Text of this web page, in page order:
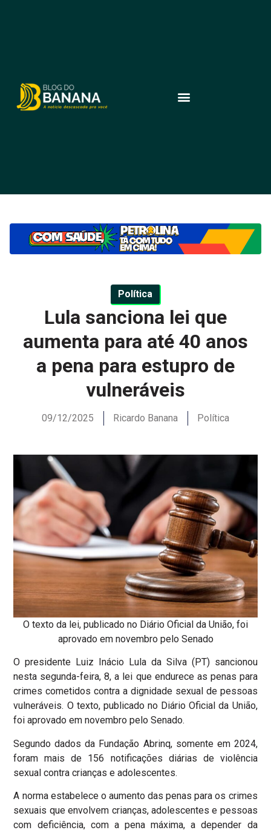
Política
Lula sanciona lei que
aumenta para até 40 anos
a pena para estupro de
vulneráveis
09/12/2025 Ricardo Banana Política
O texto da lei, publicado no Diário Oficial da União, foi
aprovado em novembro pelo Senado
O presidente Luiz Inácio Lula da Silva (PT) sancionou
nesta segunda-feira, 8, a lei que endurece as penas para
crimes cometidos contra a dignidade sexual de pessoas
vulneráveis. O texto, publicado no Diário Oficial da União,
foi aprovado em novembro pelo Senado.
Segundo dados da Fundação Abrinq, somente em 2024,
foram mais de 156 notificações diárias de violência
sexual contra crianças e adolescentes.
A norma estabelece o aumento das penas para os crimes
sexuais que envolvem crianças, adolescentes e pessoas
com deficiência, com a pena máxima, a depender da